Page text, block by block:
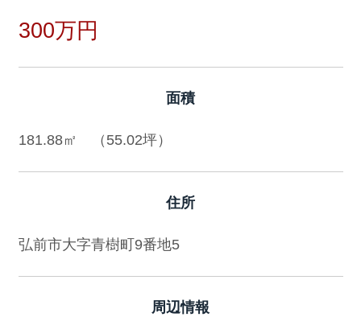
300万円
面積
181.88㎡ （55.02坪）
住所
弘前市大字青樹町9番地5
周辺情報